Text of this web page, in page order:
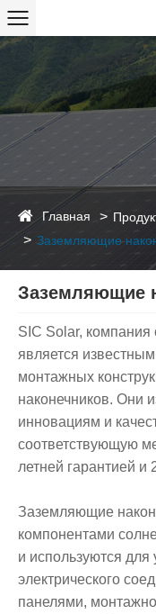
Главная
Заземляющие
Заземляющие
SIC Solar,
является
монтажных
наконечников. Они
инновациям и
соответствующую
летней гарантией
Заземляющие
компонентами
и используются
электрического
панелями,